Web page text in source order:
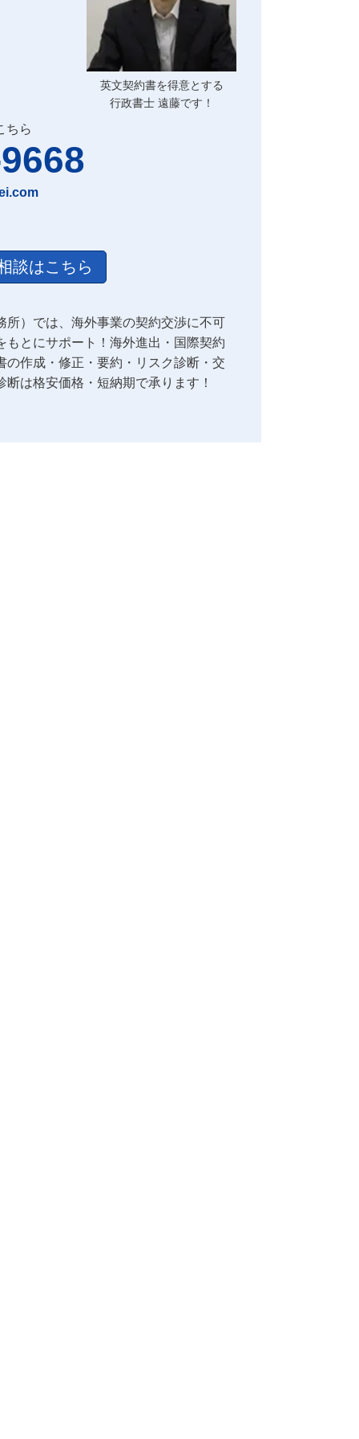
英文契約書を得意とする
行政書士 遠藤です！
ちら
談はこちら
）では、海外事業の契約交渉に不可
とにサポート！海外進出・国際契約
作成・修正・要約・リスク診断・交
は格安価格・短納期で承ります！